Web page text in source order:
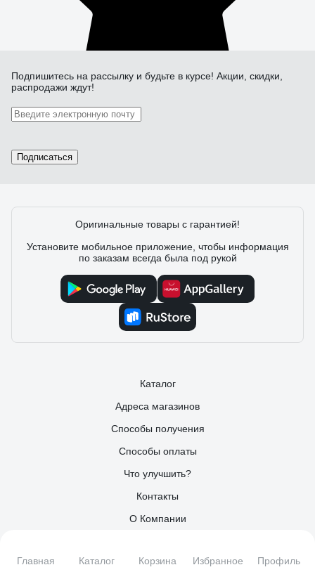
Главная Каталог Корзина Избранное Профиль
Подпишитесь на рассылку и будьте в курсе! Акции, скидки,
распродажи ждут!
Подписаться
Оригинальные товары с гарантией!
Установите мобильное приложение, чтобы информация
по заказам всегда была под рукой
Каталог
Адреса магазинов
Способы получения
Способы оплаты
Что улучшить?
Контакты
О Компании
Партнерам